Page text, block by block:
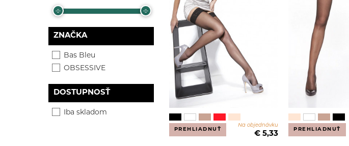
ZNAČKA
Bas Bleu
OBSESSIVE
DOSTUPNOSŤ
Iba skladom
PREHLIADNUŤ
Na objednávku
€ 5,33
PREHLIADNUŤ